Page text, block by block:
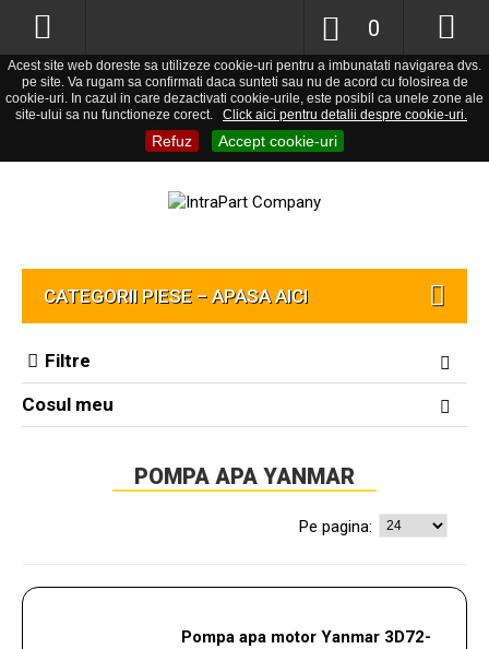
Acest site web doreste sa utilizeze cookie-uri pentru a imbunatati navigarea dvs.
pe site. Va rugam sa confirmati daca sunteti sau nu de acord cu folosirea de
cookie-uri. In cazul in care dezactivati cookie-urile, este posibil ca unele zone ale
site-ului sa nu functioneze corect.
Click aici pentru detalii despre cookie-uri.
Refuz Accept cookie-uri
0
CATEGORII PIESE – APASA AICI
Filtre
Cosul meu
POMPA APA YANMAR
Pe pagina:
Pompa apa motor Yanmar 3D72-